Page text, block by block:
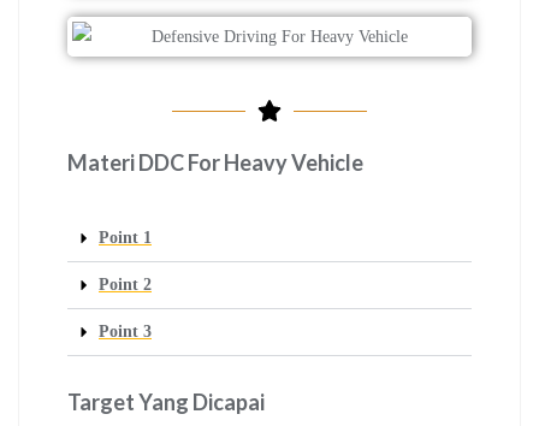
Materi DDC For Heavy Vehicle
Point 1
Point 2
Point 3
Target Yang Dicapai